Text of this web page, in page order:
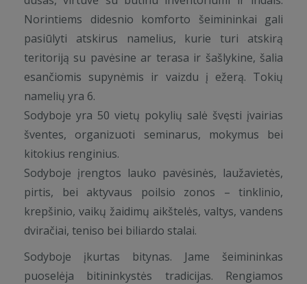
Norintiems didesnio komforto šeimininkai gali
pasiūlyti atskirus namelius, kurie turi atskirą
teritoriją su pavėsine ar terasa ir šašlykine, šalia
esančiomis supynėmis ir vaizdu į ežerą. Tokių
namelių yra 6.
Sodyboje yra 50 vietų pokylių salė švęsti įvairias
šventes, organizuoti seminarus, mokymus bei
kitokius renginius.
Sodyboje įrengtos lauko pavėsinės, laužavietės,
pirtis, bei aktyvaus poilsio zonos – tinklinio,
krepšinio, vaikų žaidimų aikštelės, valtys, vandens
dviračiai, teniso bei biliardo stalai.
Sodyboje įkurtas bitynas. Jame šeimininkas
puoselėja bitininkystės tradicijas. Rengiamos